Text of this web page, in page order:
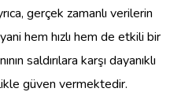
gerçek zamanlı verilerin
hem hızlı hem de etkili bir
saldırılara karşı dayanıklı
güven vermektedir.